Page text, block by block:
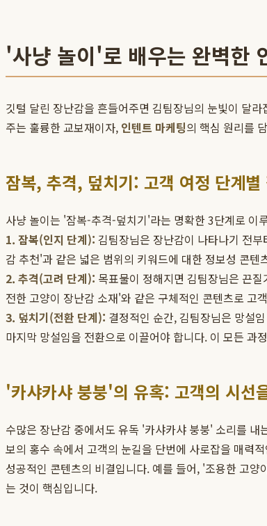
'사냥 놀이'로 배우는 완벽한
깃털 달린 장난감을 흔들어주면 김팀장님의 눈빛이 달
주는 훌륭한 교보재이자, 인텐트 마케팅의 핵심 원리를
잠복, 추격, 덮치기: 고객 여정 단계별
사냥 놀이는 '잠복-추격-덮치기'라는 명확한 3단계로
1. 잠복(인지 단계): 김팀장님은 장난감이 나타나기 전
감 추천'과 같은 넓은 범위의 키워드에 대한 정보성 콘
2. 추격(고려 단계): 목표물이 정해지면 김팀장님은 끈
전한 고양이 장난감 소재'와 같은 구체적인 콘텐츠로 고
3. 덮치기(전환 단계): 결정적인 순간, 김팀장님은 망설
마지막 망설임을 전환으로 이끌어야 합니다. 이 모든 과
'카샤카샤 붕붕'의 유혹: 고객의 시선
수많은 장난감 중에서도 유독 '카샤카샤 붕붕' 소리를
보의 홍수 속에서 고객의 눈길을 단번에 사로잡을 매력
성공적인 콘텐츠의 비결입니다. 예를 들어, '조용한 고
는 것이 핵심입니다.